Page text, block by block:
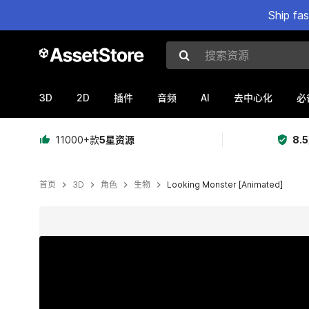
Ship
搜索资源
3D 2D 插件 音频 AI 去中心化 必
11000+款5星资源
首页 3D 角色 生物 Looking Monster [Animated]